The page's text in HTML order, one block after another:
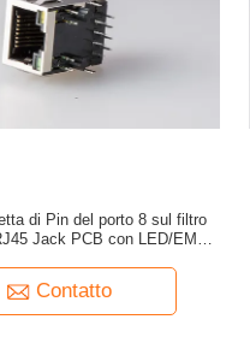
di Pin del porto 8 sul filtro
Jack PCB con LED/EMI
Contatto